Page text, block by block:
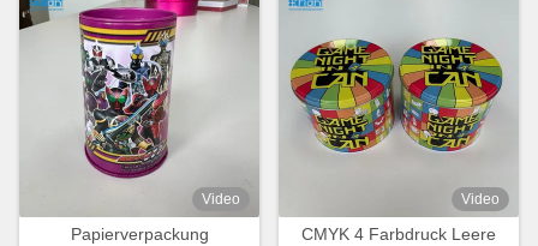
Video
Papierverpackung
Video
CMYK 4 Farbdruck Leere